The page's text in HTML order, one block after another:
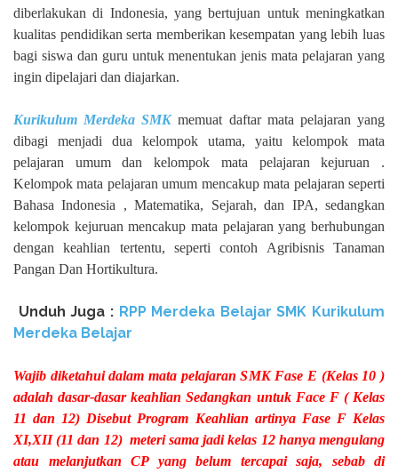
diberlakukan di Indonesia, yang bertujuan untuk meningkatkan
kualitas pendidikan serta memberikan kesempatan yang lebih luas
bagi siswa dan guru untuk menentukan jenis mata pelajaran yang
ingin dipelajari dan diajarkan.
Kurikulum Merdeka SMKmemuat daftar mata pelajaran yang
dibagi menjadi dua kelompok utama, yaitu kelompok mata
pelajaran umum dan kelompok mata pelajaran kejuruan .
Kelompok mata pelajaran umum mencakup mata pelajaran seperti
Bahasa Indonesia , Matematika, Sejarah, dan IPA, sedangkan
kelompok kejuruan mencakup mata pelajaran yang berhubungan
dengan keahlian tertentu, seperti contoh Agribisnis Tanaman
Pangan Dan Hortikultura.
Unduh Juga : RPP Merdeka Belajar SMK Kurikulum
Merdeka Belajar
Wajib diketahui dalam mata pelajaran SMK Fase E (Kelas 10 )
adalah dasar-dasar keahlian Sedangkan untuk Face F ( Kelas
11 dan 12) Disebut Program Keahlian artinya Fase F Kelas
XI,XII (11 dan 12) meteri sama jadi kelas 12 hanya mengulang
atau melanjutkan CP yang belum tercapai saja, sebab di